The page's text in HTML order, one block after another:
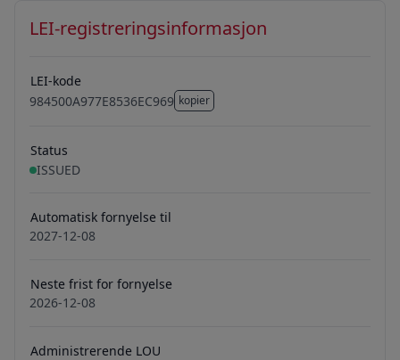
LEI-registreringsinformasjon
LEI-kode
984500A977E8536EC969 kopier
984500A977E8536EC969
Status
ISSUED
Automatisk fornyelse til
2027-12-08
Neste frist for fornyelse
2026-12-08
Administrerende LOU